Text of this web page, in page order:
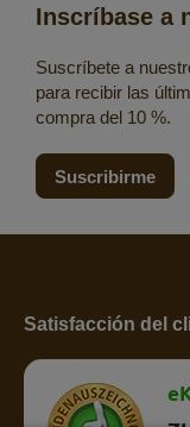
Inscríbase a
Suscríbete a
para recibir las
compra del 10 %.
Suscribirme
Satisfacción del